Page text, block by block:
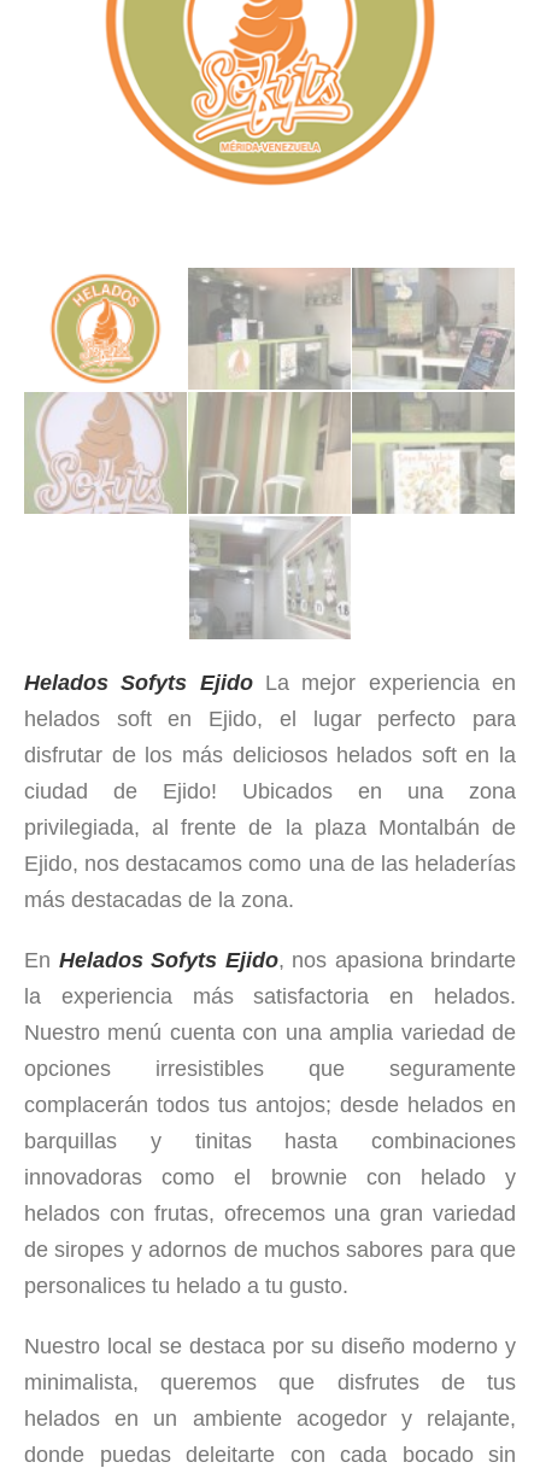
Helados Sofyts EjidoLa mejor experiencia en
helados soft en Ejido, el lugar perfecto para
disfrutar de los más deliciosos helados soft en la
ciudad de Ejido! Ubicados en una zona
privilegiada, al frente de la plaza Montalbán de
Ejido, nos destacamos como una de las heladerías
más destacadas de la zona.
En Helados Sofyts Ejido, nos apasiona brindarte
la experiencia más satisfactoria en helados.
Nuestro menú cuenta con una amplia variedad de
opciones irresistibles que seguramente
complacerán todos tus antojos; desde helados en
barquillas y tinitas hasta combinaciones
innovadoras como el brownie con helado y
helados con frutas, ofrecemos una gran variedad
de siropes y adornos de muchos sabores para que
personalices tu helado a tu gusto.
Nuestro local se destaca por su diseño moderno y
minimalista, queremos que disfrutes de tus
helados en un ambiente acogedor y relajante,
donde puedas deleitarte con cada bocado sin